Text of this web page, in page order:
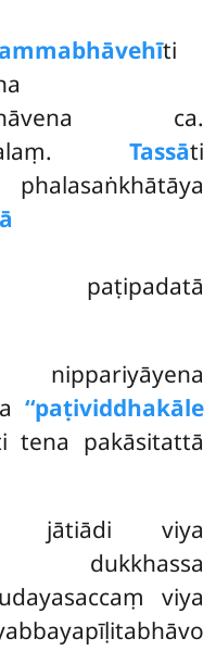
ti
ca.
Tassāti
paṭipadatā
nippariyāyena
‘‘paṭividdhakāle
tena pakāsitattā
jātiādi viya
dukkhassa
viya